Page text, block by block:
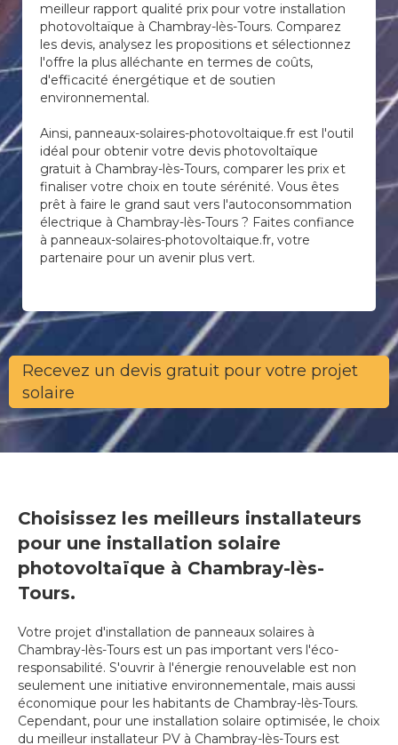
meilleur rapport qualité prix pour votre installation
photovoltaïque à Chambray-lès-Tours. Comparez
les devis, analysez les propositions et sélectionnez
l'offre la plus alléchante en termes de coûts,
d'efficacité énergétique et de soutien
environnemental.
Ainsi, panneaux-solaires-photovoltaique.fr est l'outil
idéal pour obtenir votre devis photovoltaïque
gratuit à Chambray-lès-Tours, comparer les prix et
finaliser votre choix en toute sérénité. Vous êtes
prêt à faire le grand saut vers l'autoconsommation
électrique à Chambray-lès-Tours ? Faites confiance
à panneaux-solaires-photovoltaique.fr, votre
partenaire pour un avenir plus vert.
Recevez un devis gratuit pour votre projet
solaire
Choisissez les meilleurs installateurs
pour une installation solaire
photovoltaïque à Chambray-lès-
Tours.
Votre projet d'installation de panneaux solaires à
Chambray-lès-Tours est un pas important vers l'éco-
responsabilité. S'ouvrir à l'énergie renouvelable est non
seulement une initiative environnementale, mais aussi
économique pour les habitants de Chambray-lès-Tours.
Cependant, pour une installation solaire optimisée, le choix
du meilleur installateur PV à Chambray-lès-Tours est